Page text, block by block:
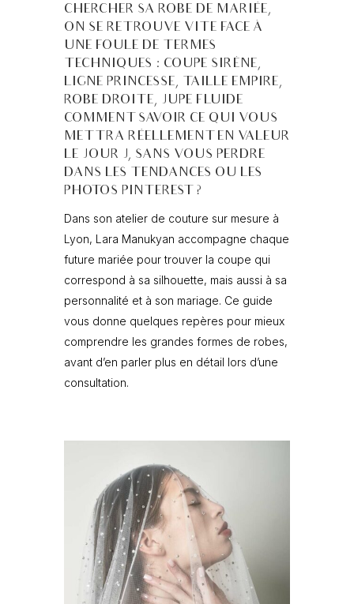
CHERCHER SA ROBE DE MARIÉE,
ON SE RETROUVE VITE FACE À
UNE FOULE DE TERMES
TECHNIQUES : COUPE SIRÈNE,
LIGNE PRINCESSE, TAILLE EMPIRE,
ROBE DROITE, JUPE FLUIDE…
COMMENT SAVOIR CE QUI VOUS
METTRA RÉELLEMENT EN VALEUR
LE JOUR J, SANS VOUS PERDRE
DANS LES TENDANCES OU LES
PHOTOS PINTEREST ?
Dans son atelier de couture sur mesure à
Lyon, Lara Manukyan accompagne chaque
future mariée pour trouver la coupe qui
correspond à sa silhouette, mais aussi à sa
personnalité et à son mariage. Ce guide
vous donne quelques repères pour mieux
comprendre les grandes formes de robes,
avant d’en parler plus en détail lors d’une
consultation.